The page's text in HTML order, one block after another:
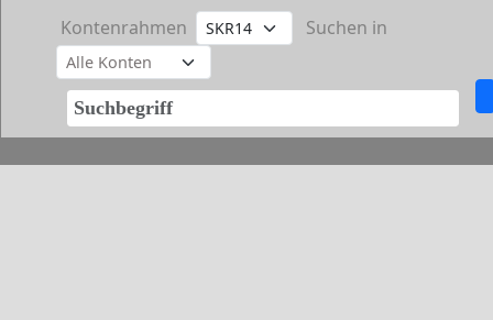
Kontenrahmen Suchen in